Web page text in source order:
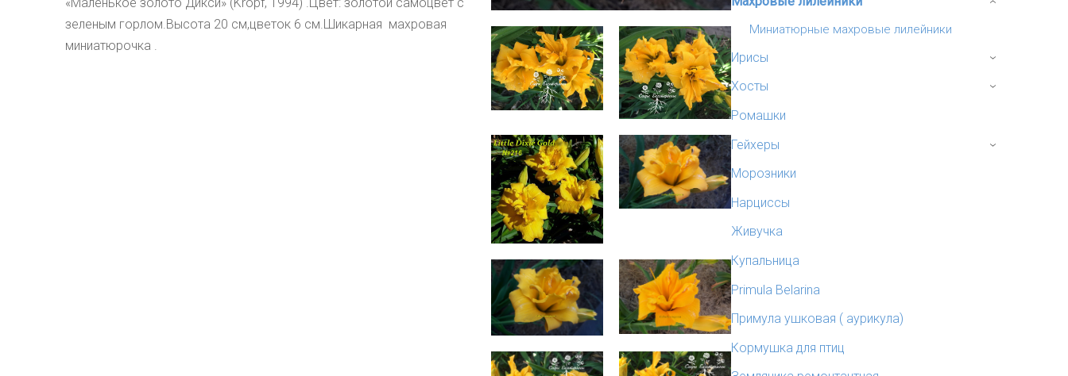
Миниатюрные махровые лилейники
›
Ирисы ›
Хосты ›
Ромашки
Гейхеры
›
Морозники
Нарциссы
Живучка
Купальница
Primula Belarina
Примула ушковая ( аурикула)
Кормушка для птиц
зеленым горлом.Высота 20 см,цветок 6 см.Шикарная  махровая
миниатюрочка .